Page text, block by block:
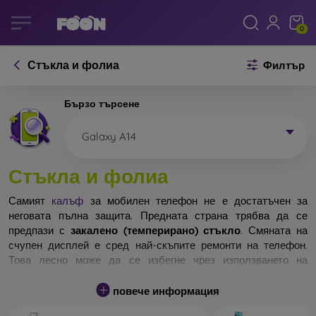
0
Стъкла и фолиа Филтър
Бързо търсене
Galaxy A14
Стъкла и фолиа
Самият калъф за мобилен телефон не е достатъчен за
неговата пълна защита. Предната страна трябва да се
предпази с закалено (темперирано) стъкло. Смяната на
счупен дисплей е сред най-скъпите ремонти на телефон.
Това лесно може да се избегне чрез използването на
Неразбиваемо стъкло за телефон не съществува, но при
повече информация